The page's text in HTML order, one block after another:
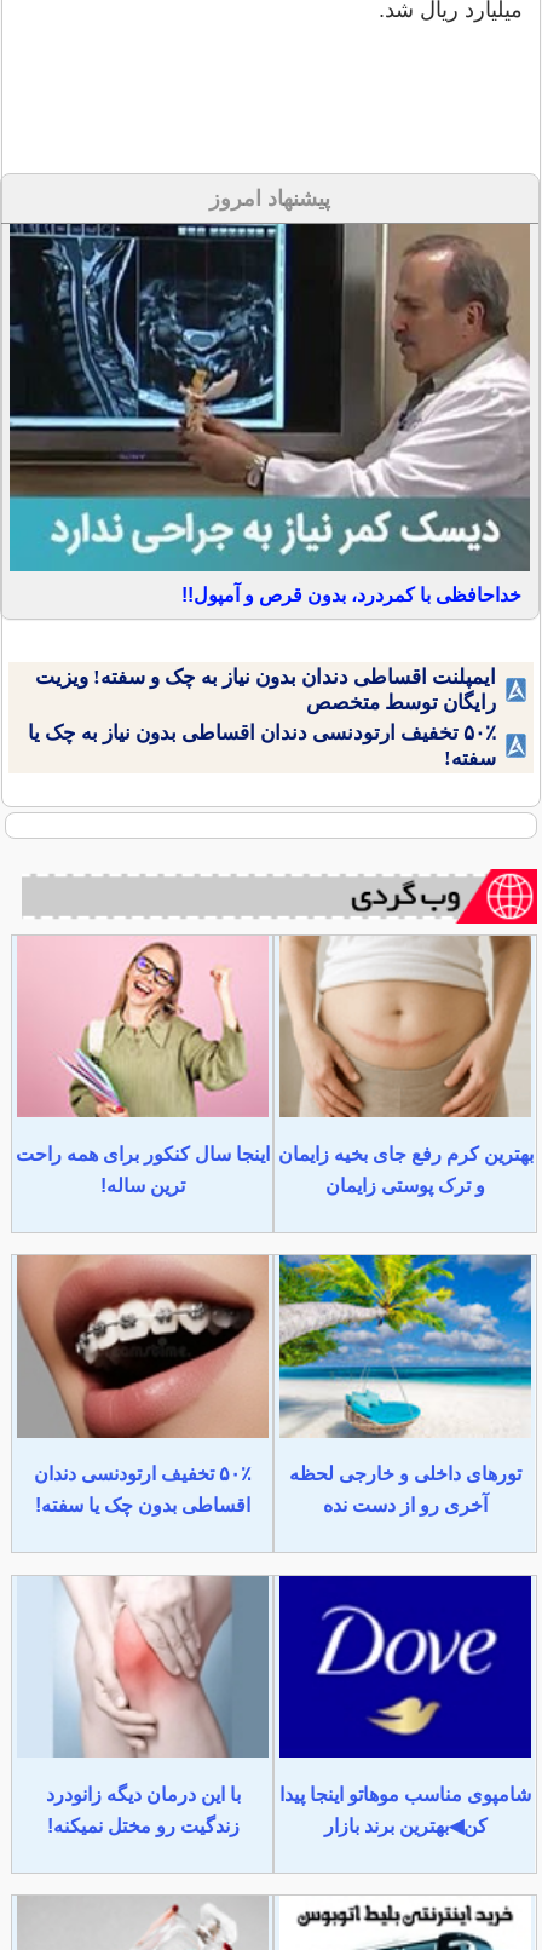
میلیارد ریال شد.
پیشنهاد امروز
خداحافظی با کمردرد، بدون قرص و آمپول!!
ایمپلنت اقساطی دندان بدون نیاز به چک و سفته! ویزیت
رایگان توسط متخصص
۵۰٪ تخفیف ارتودنسی دندان اقساطی بدون نیاز به چک یا
سفته!
بهترین کرم رفع جای بخیه زایمان
و ترک پوستی زایمان
اینجا سال کنکور برای همه راحت
ترین ساله!
تورهای داخلی و خارجی لحظه
آخری رو از دست نده
۵۰٪ تخفیف ارتودنسی دندان
اقساطی بدون چک یا سفته!
شامپوی مناسب موهاتو اینجا پیدا
کن◀بهترین برند بازار
با این درمان دیگه زانودرد
زندگیت رو مختل نمیکنه!